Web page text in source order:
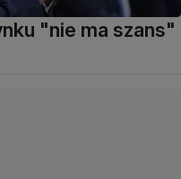
"nie ma szans"